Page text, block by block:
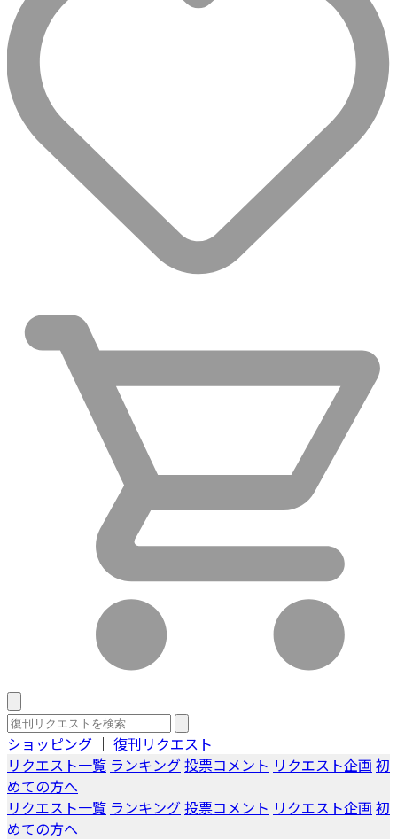
ショッピング ｜ 復刊リクエスト
リクエスト一覧 ランキング投票コメント リクエスト企画 初
めての方へ
リクエスト一覧 ランキング投票コメント リクエスト企画 初
めての方へ